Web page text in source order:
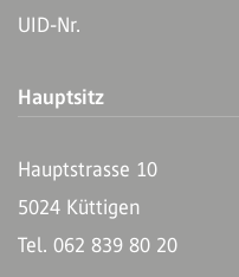
UID-Nr.
Hauptsitz
Hauptstrasse 10
5024 Küttigen
Tel. 062 839 80 20